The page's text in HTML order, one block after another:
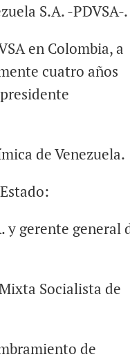
S.A. -PDVSA-.
en Colombia, a
cuatro años
de Venezuela.
y gerente general
Socialista de
de